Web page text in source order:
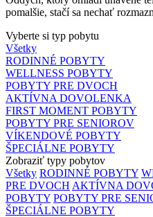
pomalšie, stačí sa nechať
Vyberte si typ pobytu
Všetky
RODINNÉ POBYTY
WELLNESS POBYTY
POBYTY PRE DVOCH
AKTÍVNA DOVOLENKA
FIRST MOMENT POBYTY
POBYTY PRE SENIOROV
VÍKENDOVÉ POBYTY
ŠPECIÁLNE POBYTY
Zobraziť typy pobytov
Všetky RODINNÉ POBYTY
PRE DVOCH AKTÍVNA
POBYTY POBYTY PRE
ŠPECIÁLNE POBYTY